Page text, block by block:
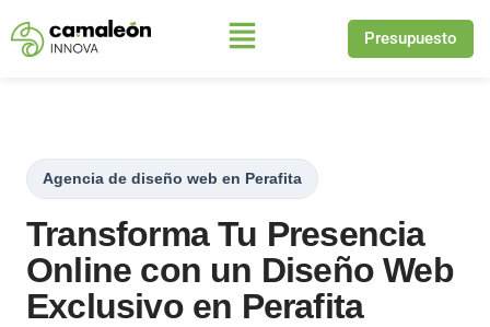
Saltar
Presupuesto
Agencia de diseño web en Perafita
Transforma Tu Presencia
Online con un Diseño Web
Exclusivo en Perafita